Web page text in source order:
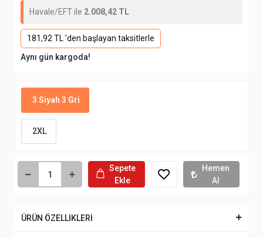
Havale/EFT ile 2.008,42 TL
181,92 TL 'den başlayan taksitlerle
Aynı gün kargoda!
3 Siyah 3 Gri
2XL
Sepete
Ekle
Hemen
Al
ÜRÜN ÖZELLİKLERİ